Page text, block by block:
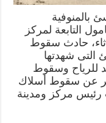
التابعة لمركز
حادث سقوط
شهدتها
للرياح وسقوط
عن سقوط أسلاك
رئيس مركز ومدينة